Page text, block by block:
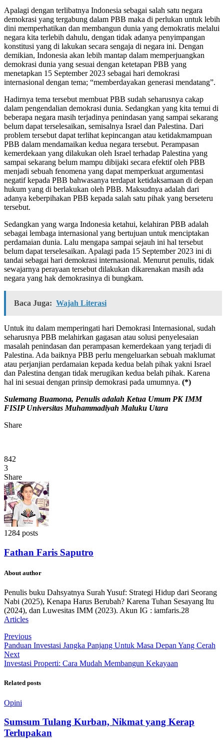
Apalagi dengan terlibatnya Indonesia sebagai salah satu negara
demokrasi yang tergabung dalam PBB maka di perlukan untuk lebih
dini memperhatikan dan membangun dunia yang demokratis melalui
negara kita terlebih dahulu, dengan tidak adanya penyimpangan
konstitusi yang di lakukan secara sengaja di negara ini. Dengan
demikian, Indonesia akan lebih mantap dalam memperjuangkan
demokrasi dunia yang sesuai dengan ketetapan PBB yang
menetapkan 15 September 2023 sebagai hari demokrasi
internasional dengan tema; “memberdayakan generasi mendatang”.
Hadirnya tema tersebut membuat PBB sudah seharusnya cakap
dalam pengendalian demokrasi dunia. Sedangkan yang kita temui di
beberapa negara masih terjadinya penindasan yang sampai sekarang
belum dapat terselesaikan, semisalnya Israel dan Palestina. Dari
problem tersebut dapat terlihat kepincangan atau ketidakmampuan
PBB dalam mendamaikan kedua negara tersebut. Perampasan
kemerdekaan yang dilakukan oleh Israel terhadap Palestina yang
sampai sekarang belum mampu dibijaki secara efektif oleh PBB
menjadi sebuah fenomena yang dapat memperkuat argumentasi
negatif kepada PBB bahwasanya terdapat ketidaksamaan di depan
hukum yang di berlakukan oleh PBB. Maksudnya adalah dari
adanya keberpihakan PBB kepada salah satu pihak yang berseteru
tersebut.
Sedangkan yang warga Indonesia ketahui, kelahiran PBB adalah
sebagai lembaga internasional yang bertujuan untuk menciptakan
perdamaian dunia. Lalu mengapa sampai sejauh ini hal tersebut
belum dapat terselesaikan. Apalagi pada 15 September 2023 ini di
tandai sebagai hari demokrasi internasional. Menurut penulis, tidak
sewajarnya perayaan tersebut dilakukan dikarenakan masih ada
negara yang hak demokrasinya di bungkam.
Baca Juga: Wajah Literasi
Untuk itu dalam memperingati hari Demokrasi Internasional, sudah
seharusnya PBB melahirkan gagasan atau solusi penyelesaian
masalah penindasan dan perampasan kemerdekaan yang terjadi di
Palestina. Ada baiknya PBB perlu mengeluarkan sebuah maklumat
atau perjanjian perdamaian kepada kedua belah pihak yakni Israel
dan Palestina dengan tidak merugikan kedua belah pihak. Karena
hal ini sesuai dengan prinsip demokrasi pada umumnya. (*)
Sulemang Buamona, Penulis adalah Ketua Umum PK IMM
FISIP Universitas Muhammadiyah Maluku Utara
Share
842
3
Share
1284 posts
Fathan Faris Saputro
About author
Penulis buku Dahsyatnya Surah Yusuf: Strategi Hidup dari Seorang
Nabi (2025), Kenapa Harus Berubah? Karena Tuhan Sesayang Itu
(2024), dan Luwesitas IMM (2023). Akun IG : iamfaris.28
Articles
Previous
Panduan Investasi Jangka Panjang Untuk Masa Depan Yang Cerah
Next
Investasi Properti: Cara Mudah Membangun Kekayaan
Related posts
Opini
Sumsum Tulang Kurban, Nikmat yang Kerap
Terlupakan